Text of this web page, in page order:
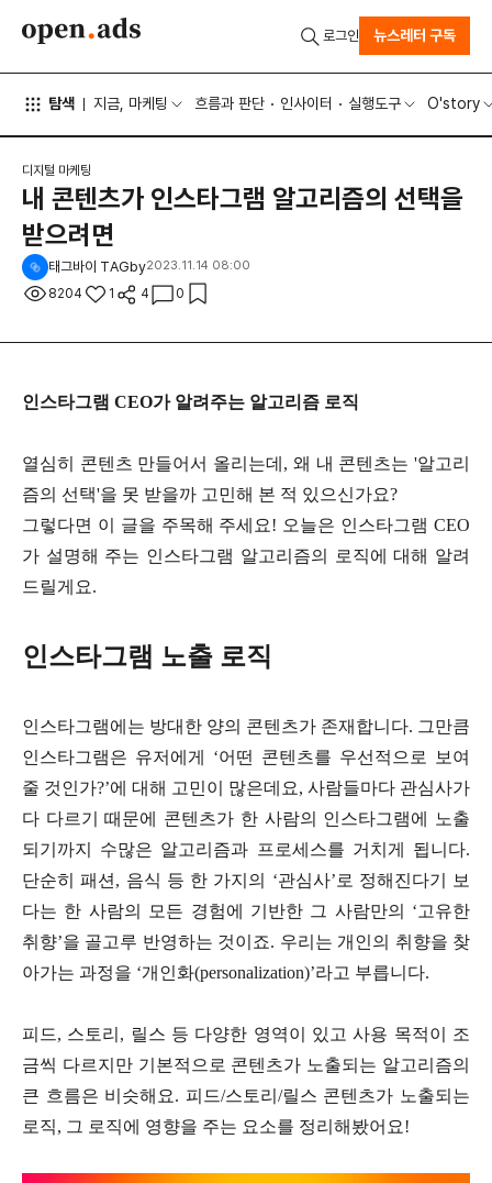
탐색 지금, 마케팅 흐름과 판단 인사이터 실행도구 O'story
로그인 뉴스레터 구독
디지털 마케팅
내 콘텐츠가 인스타그램 알고리즘의 선택을
받으려면
태그바이 TAGby2023.11.14 08:00
8204 1 4 0
인스타그램 CEO가 알려주는 알고리즘 로직
열심히 콘텐츠 만들어서 올리는데, 왜 내 콘텐츠는 '알고리
즘의 선택'을 못 받을까 고민해 본 적 있으신가요?
그렇다면 이 글을 주목해 주세요! 오늘은 인스타그램 CEO
가 설명해 주는 인스타그램 알고리즘의 로직에 대해 알려
드릴게요.
인스타그램 노출 로직
인스타그램에는 방대한 양의 콘텐츠가 존재합니다. 그만큼
인스타그램은 유저에게 ‘어떤 콘텐츠를 우선적으로 보여
줄 것인가?’에 대해 고민이 많은데요, 사람들마다 관심사가
다 다르기 때문에 콘텐츠가 한 사람의 인스타그램에 노출
되기까지 수많은 알고리즘과 프로세스를 거치게 됩니다.
단순히 패션, 음식 등 한 가지의 ‘관심사’로 정해진다기 보
다는 한 사람의 모든 경험에 기반한 그 사람만의 ‘고유한
취향’을 골고루 반영하는 것이죠. 우리는 개인의 취향을 찾
아가는 과정을 ‘개인화(personalization)’라고 부릅니다.
피드, 스토리, 릴스 등 다양한 영역이 있고 사용 목적이 조
금씩 다르지만 기본적으로 콘텐츠가 노출되는 알고리즘의
큰 흐름은 비슷해요. 피드/스토리/릴스 콘텐츠가 노출되는
로직, 그 로직에 영향을 주는 요소를 정리해봤어요!